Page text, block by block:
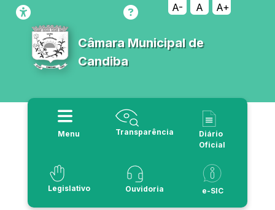
A- A A+
Câmara Municipal de
Candiba
Menu Transparência
Diário
Oficial
Legislativo Ouvidoria e-SIC